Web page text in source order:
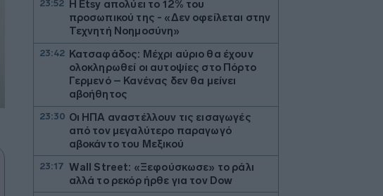
23:52
Η Etsy απολύει το 12% του
προσωπικού της - «Δεν οφείλεται στην
Τεχνητή Νοημοσύνη»
23:42 Κατσαφάδος: Μέχρι αύριο θα έχουν
ολοκληρωθεί οι αυτοψίες στο Πόρτο
Γερμενό – Κανένας δεν θα μείνει
αβοήθητος
23:30 Οι ΗΠΑ αναστέλλουν τις εισαγωγές
από τον μεγαλύτερο παραγωγό
αβοκάντο του Μεξικού
23:17 Wall Street: «Ξεφούσκωσε» το ράλι
αλλά το ρεκόρ ήρθε για τον Dow